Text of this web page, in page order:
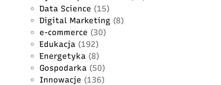
Data Science (15)
Digital Marketing (8)
e-commerce (30)
Edukacja (192)
Energetyka (8)
Gospodarka (50)
Innowacje (136)